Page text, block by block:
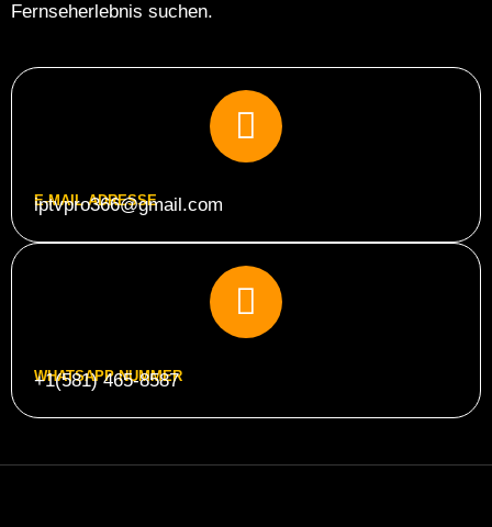
Fernseherlebnis suchen.
E-MAIL ADRESSE
iptvpro366@gmail.com
WHATSAPP NUMMER
+1(581) 465-8587